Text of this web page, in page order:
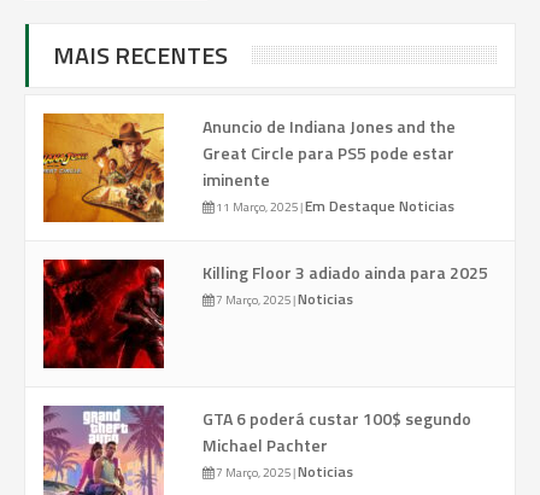
MAIS RECENTES
Anuncio de Indiana Jones and the
Great Circle para PS5 pode estar
iminente
11 Março, 2025|Em Destaque Noticias
Killing Floor 3 adiado ainda para 2025
7 Março, 2025|Noticias
GTA 6 poderá custar 100$ segundo
Michael Pachter
7 Março, 2025|Noticias